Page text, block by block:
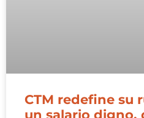
CTM redefine su
un salario digno,